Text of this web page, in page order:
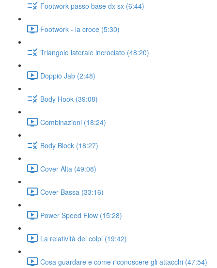
Footwork passo base dx sx (6:44)
Footwork - la croce (5:30)
Triangolo laterale incrociato (48:20)
Doppio Jab (2:48)
Body Hook (39:08)
Combinazioni (18:24)
Body Block (18:27)
Cover Alta (49:08)
Cover Bassa (33:16)
Power Speed Flow (15:28)
La relatività dei colpi (19:42)
Cosa guardare e come riconoscere gli attacchi (47:54)